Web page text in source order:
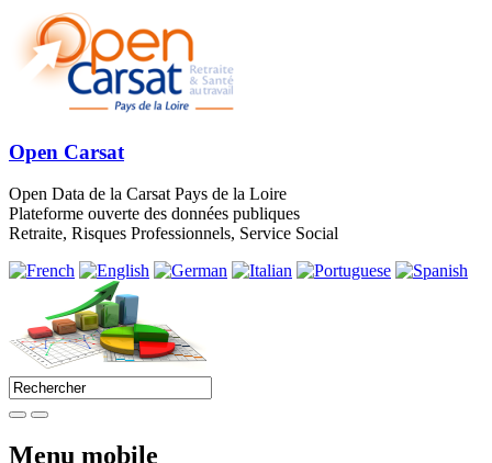
Open Carsat
Open Data de la Carsat Pays de la Loire
Plateforme ouverte des données publiques
Retraite, Risques Professionnels, Service Social
Menu mobile